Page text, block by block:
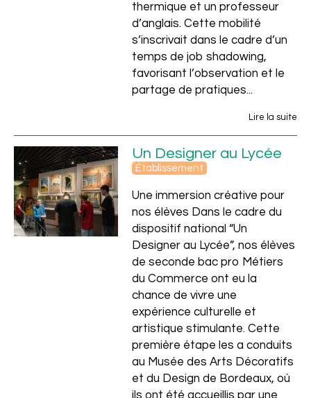
thermique et un professeur
d’anglais. Cette mobilité
s’inscrivait dans le cadre d’un
temps de job shadowing,
favorisant l’observation et le
partage de pratiques...
Lire la suite
Un Designer au Lycée
Établissement
Une immersion créative pour
nos élèves Dans le cadre du
dispositif national “Un
Designer au Lycée”, nos élèves
de seconde bac pro Métiers
du Commerce ont eu la
chance de vivre une
expérience culturelle et
artistique stimulante. Cette
première étape les a conduits
au Musée des Arts Décoratifs
et du Design de Bordeaux, où
ils ont été accueillis par une